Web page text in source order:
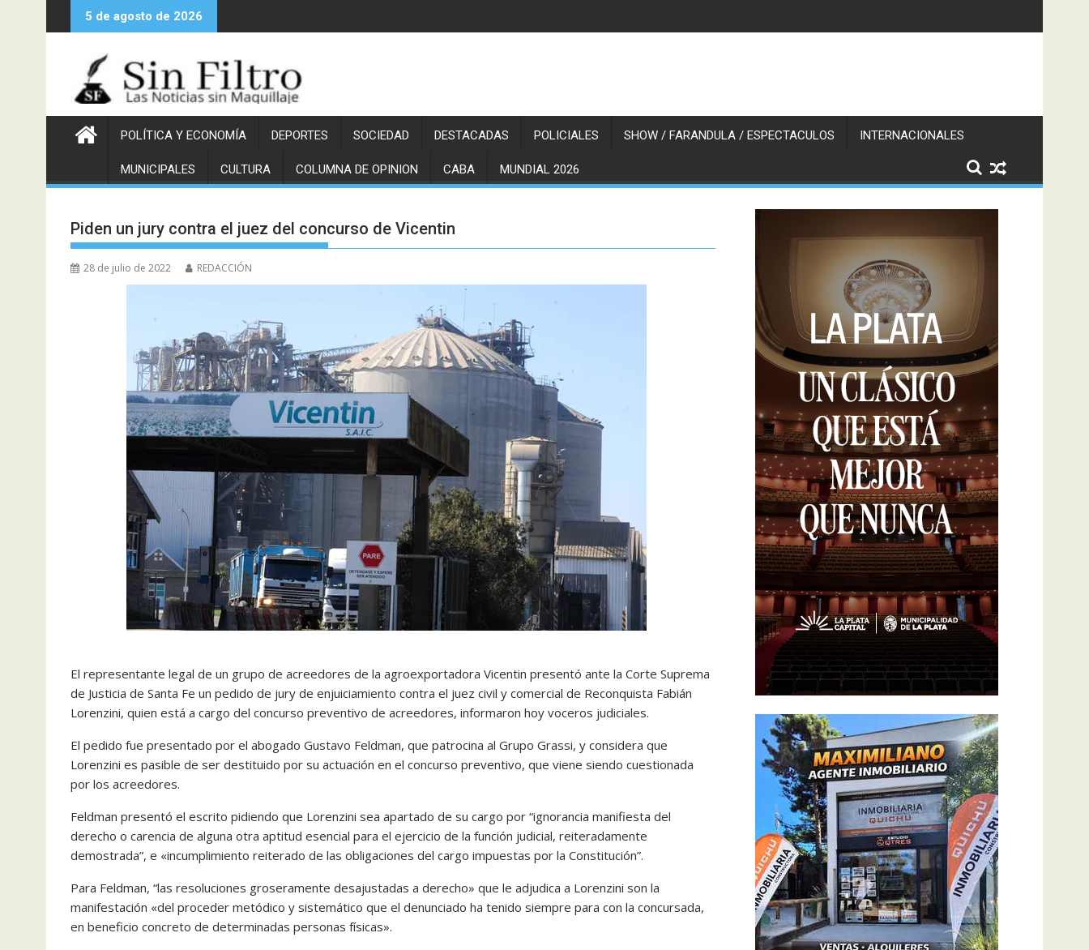
al
5 de agosto de 2026
POLÍTICA Y ECONOMÍA DEPORTES SOCIEDAD DESTACADAS POLICIALES SHOW / FARANDULA / ESPECTACULOS INTERNACIONALES
MUNICIPALES CULTURA COLUMNA DE OPINION CABA MUNDIAL 2026
Piden un jury contra el juez del concurso de Vicentin
28 de julio de 2022 REDACCIÓN
El representante legal de un grupo de acreedores de la agroexportadora Vicentin presentó ante la Corte Suprema
de Justicia de Santa Fe un pedido de jury de enjuiciamiento contra el juez civil y comercial de Reconquista Fabián
Lorenzini, quien está a cargo del concurso preventivo de acreedores, informaron hoy voceros judiciales.
El pedido fue presentado por el abogado Gustavo Feldman, que patrocina al Grupo Grassi, y considera que
Lorenzini es pasible de ser destituido por su actuación en el concurso preventivo, que viene siendo cuestionada
por los acreedores.
Feldman presentó el escrito pidiendo que Lorenzini sea apartado de su cargo por “ignorancia manifiesta del
derecho o carencia de alguna otra aptitud esencial para el ejercicio de la función judicial, reiteradamente
demostrada”, e «incumplimiento reiterado de las obligaciones del cargo impuestas por la Constitución”.
Para Feldman, “las resoluciones groseramente desajustadas a derecho» que le adjudica a Lorenzini son la
manifestación «del proceder metódico y sistemático que el denunciado ha tenido siempre para con la concursada,
en beneficio concreto de determinadas personas físicas».